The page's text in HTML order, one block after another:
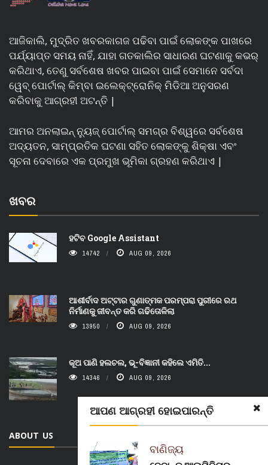
ଆପଣ ଆଗ୍ରହୀ ହୋଇପାରନ୍ତି
ବାଣିଜ୍ୟ
ଆଜିକାଲି, ମୁଦ୍ରିତ ଖବରକାଗଜ ପଢିବା ପାଇଁ ଲୋକଙ୍କ ପାଖରେ
ପର୍ଯ୍ୟାପ୍ତ ସମୟ ନାହିଁ, ଯାହା ଗତକାଲିର ସାଧାରଣ ଘଟଣାକୁ କଭର୍
କରିଥାଏ, ତେଣୁ ସର୍ବଶେଷ ଖବର ପାଇବା ପାଇଁ ସେମାନେ ସର୍ବଦା
ୱେବ୍ ପୋର୍ଟାଲ୍ କିମ୍ବା ଇଲେକ୍ଟ୍ରୋନିକ୍ ମିଡିଆ ଅନୁସରଣ
କରିବାକୁ ଆଗ୍ରହୀ ଅଟନ୍ତି |
ଆମର ଅନଲାଇନ୍ ନ୍ୟୁଜ୍ ପୋର୍ଟାଲ୍ ସମଗ୍ର ବିଶ୍ୱରେ ସର୍ବଶେଷ
ଅଦ୍ୟତନ, ସାମ୍ପ୍ରତିକ ଘଟଣା ସହିତ ଲୋକଙ୍କୁ ଶିକ୍ଷା ଏବଂ
ସୂଚନା ଦେବାରେ ଏକ ପ୍ରମୁଖ ଭୂମିକା ଗ୍ରହଣ କରିଥାଏ |
ଖବର
ହଟିବ Google Assistant
14742 AUG 09, 2026
ଆଶୀର୍ବାଦ ଅଟ୍ଟାର ଗୁଣାତ୍ମକ ପରମ୍ପରା ପୁରୀରେ ରଥ
ନିର୍ମାଣକୁ ଜୀବନ୍ତ କରି ଗଢିତୋଳିଲା
13950 AUG 09, 2026
କୂଅ ପାଣି ହଲଚଲ, ଭୂ-ବିଜ୍ଞାନୀ କହିଲେ ଏମିତି...
14346 AUG 09, 2026
ABOUT US